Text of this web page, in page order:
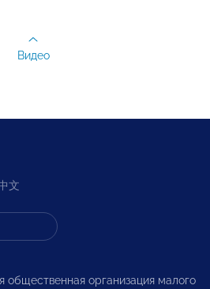
Видео
文
организация малого